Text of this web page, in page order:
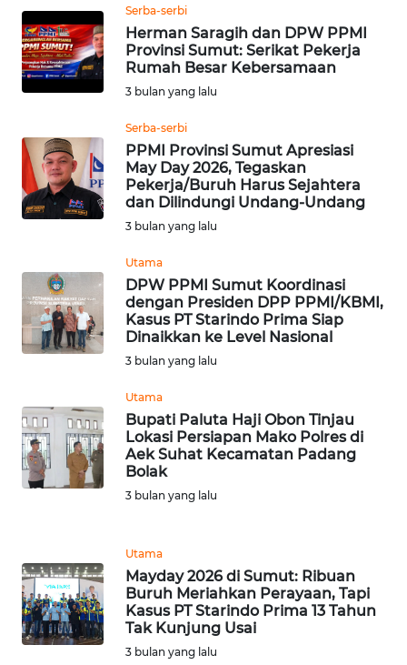
Serba-serbi
Herman Saragih dan DPW PPMI
Provinsi Sumut: Serikat Pekerja
Rumah Besar Kebersamaan
3 bulan yang lalu
Serba-serbi
PPMI Provinsi Sumut Apresiasi
May Day 2026, Tegaskan
Pekerja/Buruh Harus Sejahtera
dan Dilindungi Undang-Undang
3 bulan yang lalu
Utama
DPW PPMI Sumut Koordinasi
dengan Presiden DPP PPMI/KBMI,
Kasus PT Starindo Prima Siap
Dinaikkan ke Level Nasional
3 bulan yang lalu
Utama
Bupati Paluta Haji Obon Tinjau
Lokasi Persiapan Mako Polres di
Aek Suhat Kecamatan Padang
Bolak
3 bulan yang lalu
Utama
Mayday 2026 di Sumut: Ribuan
Buruh Meriahkan Perayaan, Tapi
Kasus PT Starindo Prima 13 Tahun
Tak Kunjung Usai
3 bulan yang lalu
WN
DANAU
TOBA
WN
WN
LANGKAT
SELATAN
WN
TANJUNG
LESUNG
WN
KARO
WN
SIMALUNGUN
WN
TAPANULI
TENGAH